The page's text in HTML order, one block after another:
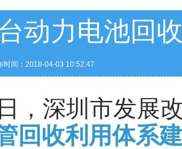
动力电池回
时间：2018-04-03 10:52:47
，深圳市发展
回收利用体系